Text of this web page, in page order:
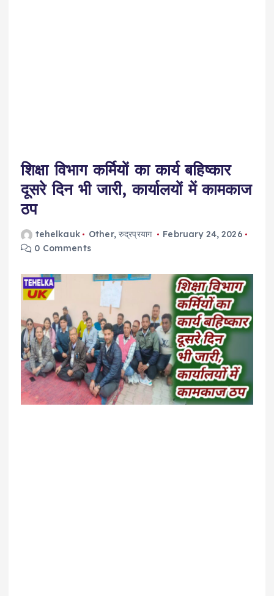
शिक्षा विभाग कर्मियों का कार्य बहिष्कार
दूसरे दिन भी जारी, कार्यालयों में कामकाज
ठप
tehelkauk Other,रुद्रप्रयाग
February 24, 2026
0 Comments